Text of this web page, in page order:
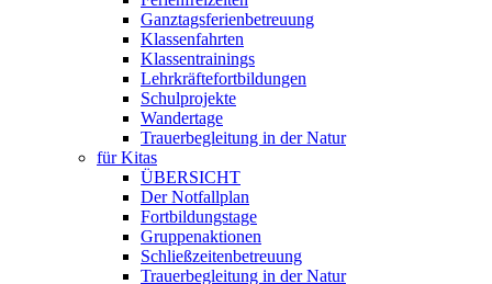
Ganztagsferienbetreuung
Klassenfahrten
Klassentrainings
Lehrkräftefortbildungen
Schulprojekte
Wandertage
Trauerbegleitung in der Natur
für Kitas
ÜBERSICHT
Der Notfallplan
Fortbildungstage
Gruppenaktionen
Schließzeitenbetreuung
Trauerbegleitung in der Natur